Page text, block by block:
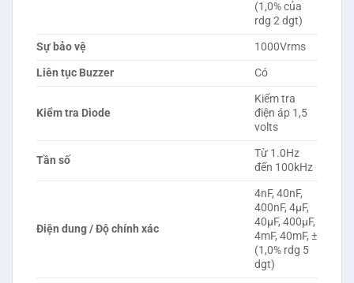
(1,0% của
rdg 2 dgt)
Sự bảo vệ
1000Vrms
Liên tục Buzzer
Có
Kiểm tra Diode
Kiểm tra
điện áp 1,5
volts
Tần số
Từ 1.0Hz
đến 100kHz
Điện dung / Độ chính xác
4nF, 40nF,
400nF, 4μF,
40μF, 400μF,
4mF, 40mF, ±
(1,0% rdg 5
dgt)